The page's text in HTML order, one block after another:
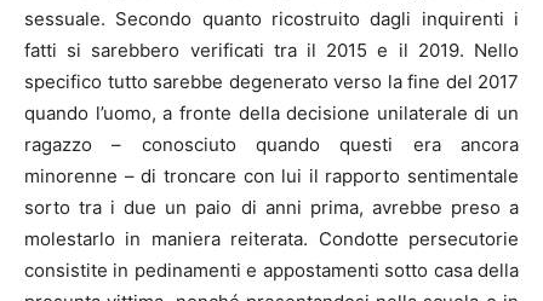
sessuale. Secondo quanto ricostruito dagli inquirenti i
fatti si sarebbero verificati tra il 2015 e il 2019. Nello
specifico tutto sarebbe degenerato verso la fine del 2017
quando l’uomo, a fronte della decisione unilaterale di un
ragazzo – conosciuto quando questi era ancora
minorenne – di troncare con lui il rapporto sentimentale
sorto tra i due un paio di anni prima, avrebbe preso a
molestarlo in maniera reiterata. Condotte persecutorie
consistite in pedinamenti e appostamenti sotto casa della